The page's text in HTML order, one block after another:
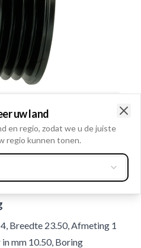
Breedte 23.50, Afmeting 1
mm 10.50, Boring
uw land
en regio, zodat we u de juiste
regio kunnen tonen.